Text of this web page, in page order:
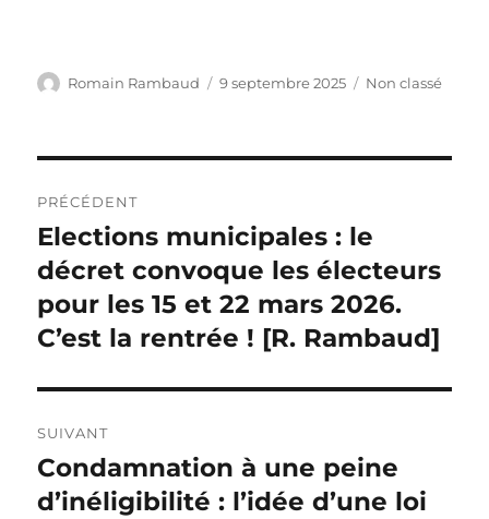
Auteur
Romain Rambaud
Publié
9 septembre 2025 Catégories
Non classé
de
l’article
PRÉCÉDENT
Publication
précédente :
Elections municipales : le
décret convoque les électeurs
pour les 15 et 22 mars 2026.
C’est la rentrée ! [R. Rambaud]
SUIVANT
Publication
suivante :
Condamnation à une peine
d’inéligibilité : l’idée d’une loi